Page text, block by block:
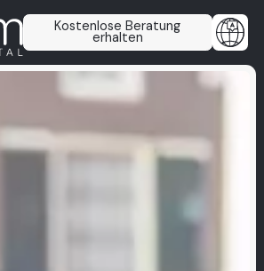
Kostenlose Beratung
erhalten